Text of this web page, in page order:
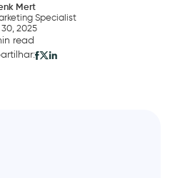
Mert
Specialist
2025
read